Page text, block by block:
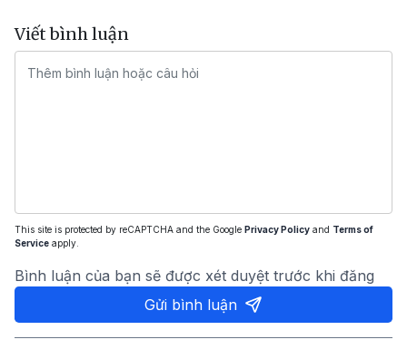
Viết bình luận
This site is protected by reCAPTCHA and the Google Privacy Policy and Terms of
Service apply.
Bình luận của bạn sẽ được xét duyệt trước khi đăng
Gửi bình luận